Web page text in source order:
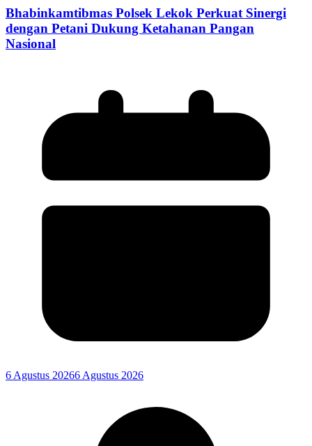
Bhabinkamtibmas Polsek Lekok Perkuat Sinergi
dengan Petani Dukung Ketahanan Pangan
Nasional
6 Agustus 20266 Agustus 2026